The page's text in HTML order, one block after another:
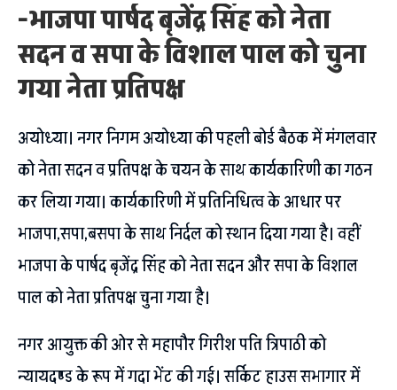
-भाजपा पार्षद बृजेंद्र सिंह को नेता
सदन व सपा के विशाल पाल को चुना
गया नेता प्रतिपक्ष
अयोध्या। नगर निगम अयोध्या की पहली बोर्ड बैठक में मंगलवार
को नेता सदन व प्रतिपक्ष के चयन के साथ कार्यकारिणी का गठन
कर लिया गया। कार्यकारिणी में प्रतिनिधित्व के आधार पर
भाजपा,सपा,बसपा के साथ निर्दल को स्थान दिया गया है। वहीं
भाजपा के पार्षद बृजेंद्र सिंह को नेता सदन और सपा के विशाल
पाल को नेता प्रतिपक्ष चुना गया है।
नगर आयुक्त की ओर से महापौर गिरीश पति त्रिपाठी को
न्यायदण्ड के रूप में गदा भेंट की गई। सर्किट हाउस सभागार में